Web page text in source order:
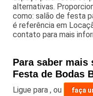
alternativas.
como: salão de festa
é referência em
contato para mais
Para saber mais
Festa de Bodas
Ligue para,ou faça